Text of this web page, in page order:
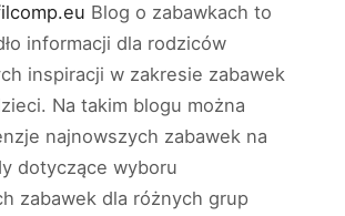
Blog o zabawkach to
informacji dla rodziców
inspiracji w zakresie zabawek
Na takim blogu można
najnowszych zabawek na
dotyczące wyboru
zabawek dla różnych grup